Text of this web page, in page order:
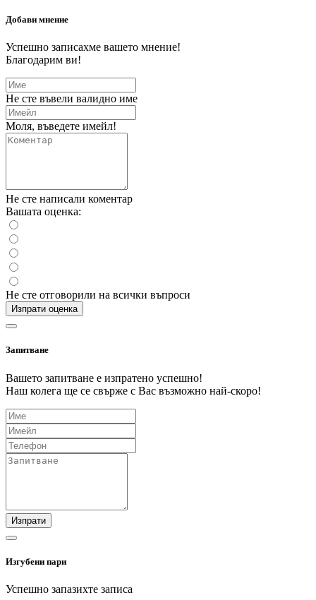
Добави мнение
Успешно записахме вашето мнение!
Благодарим ви!
Не сте въвели валидно име
Моля, въведете имейл!
Не сте написали коментар
Вашата оценка:
Не сте отговорили на всички въпроси
Изпрати оценка
Запитване
Вашето запитване е изпратено успешно!
Наш колега ще се свърже с Вас възможно най-скоро!
Изпрати
Изгубени пари
Успешно запазихте записа